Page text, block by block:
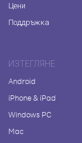
Цени
Поддръжка
ИЗТЕГЛЯНЕ
Android
iPhone & iPad
Windows PC
Mac